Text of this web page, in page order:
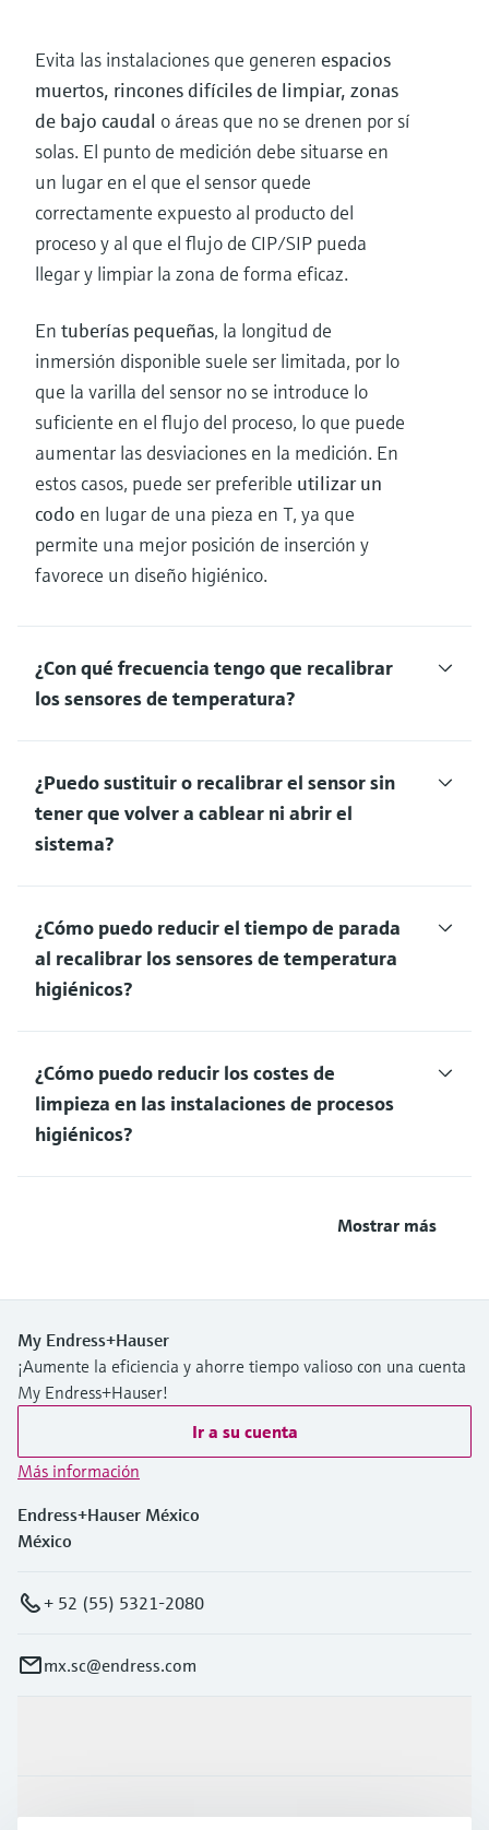
Evita las instalaciones que generen espacios
muertos, rincones difíciles de limpiar, zonas
de bajo caudal o áreas que no se drenen por sí
solas. El punto de medición debe situarse en
un lugar en el que el sensor quede
correctamente expuesto al producto del
proceso y al que el flujo de CIP/SIP pueda
llegar y limpiar la zona de forma eficaz.
En tuberías pequeñas, la longitud de
inmersión disponible suele ser limitada, por lo
que la varilla del sensor no se introduce lo
suficiente en el flujo del proceso, lo que puede
aumentar las desviaciones en la medición. En
estos casos, puede ser preferible utilizar un
codo en lugar de una pieza en T, ya que
permite una mejor posición de inserción y
favorece un diseño higiénico.
¿Con qué frecuencia tengo que recalibrar
los sensores de temperatura?
¿Puedo sustituir o recalibrar el sensor sin
tener que volver a cablear ni abrir el
sistema?
¿Cómo puedo reducir el tiempo de parada
al recalibrar los sensores de temperatura
higiénicos?
¿Cómo puedo reducir los costes de
limpieza en las instalaciones de procesos
higiénicos?
Mostrar más
My Endress+Hauser
¡Aumente la eficiencia y ahorre tiempo valioso con una cuenta
My Endress+Hauser!
Ir a su cuenta
Más información
Endress+Hauser México
México
+ 52 (55) 5321-2080
mx.sc@endress.com
Industrias